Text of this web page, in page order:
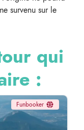
survenu sur le
qui
:
Funbooker